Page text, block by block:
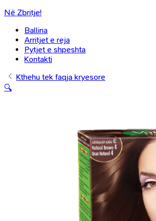
Në Zbritje!
Ballina
Arritjet e reja
Pytjet e shpeshta
Kontakti
Kthehu tek faqja kryesore
🔍